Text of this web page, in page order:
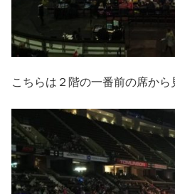
こちらは２階の一番前の席か